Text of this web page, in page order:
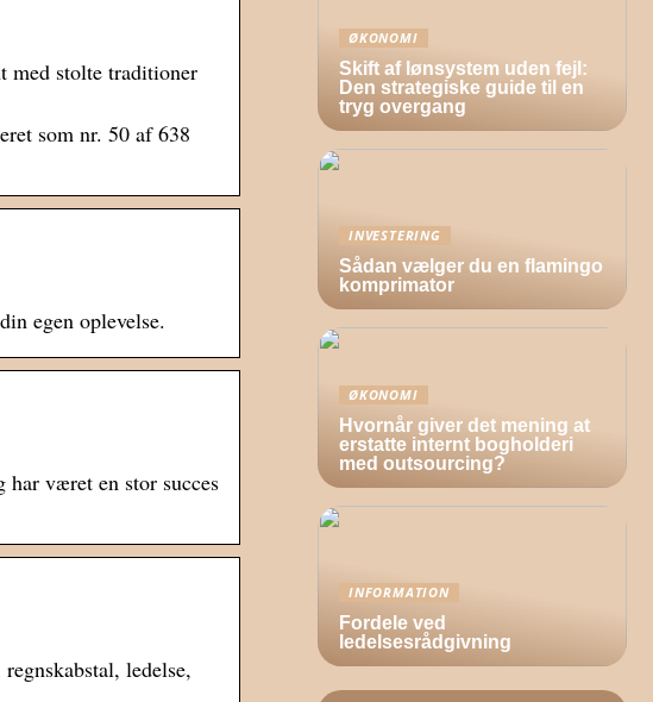
med stolte traditioner
som nr. 50 af 638
egen oplevelse.
har været en stor succes
ledelse,
ØKONOMI
Skift af lønsystem uden fejl:
Den strategiske guide til en
tryg overgang
INVESTERING
Sådan vælger du en flamingo
komprimator
ØKONOMI
Hvornår giver det mening at
erstatte internt bogholderi
med outsourcing?
INFORMATION
Fordele ved
ledelsesrådgivning